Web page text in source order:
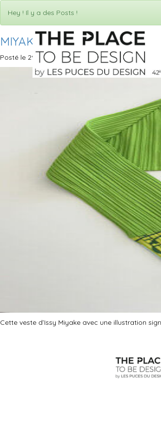
Hey ! Il y a des Posts !
MIYAKE-ISSEY-VESTE-
Posté le 29 septembre 2022 dans par Puces du
Cette veste d’Issy Miyake avec une illustration